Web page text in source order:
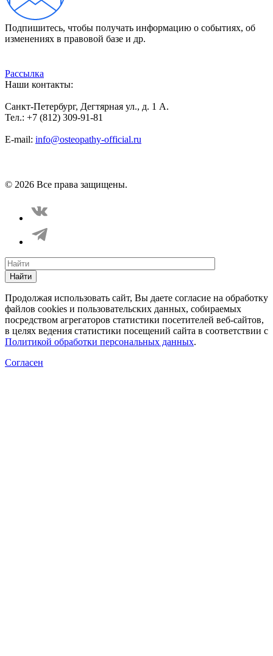
Подпишитесь, чтобы получать информацию о событиях, об
изменениях в правовой базе и др.
Рассылка
Наши контакты:
Санкт-Петербург, Дегтярная ул., д. 1 А.
Тел.: +7 (812) 309-91-81
E-mail: info@osteopathy-official.ru
© 2026 Все права защищены.
Найти
Продолжая использовать сайт, Вы даете согласие на обработку
файлов cookies и пользовательских данных, собираемых
посредством агрегаторов статистики посетителей веб-сайтов,
в целях ведения статистики посещений сайта в соответствии с
Политикой обработки персональных данных.
Согласен